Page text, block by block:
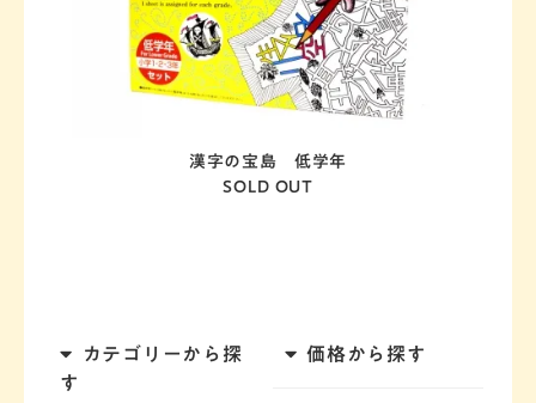
漢字の宝島 低学年
SOLD OUT
カテゴリーから探
す
価格から探す